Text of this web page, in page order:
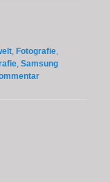
,Fotografie
,Samsung